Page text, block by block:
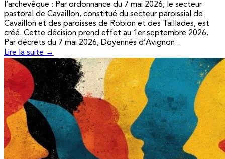
l’archevêque : Par ordonnance du 7 mai 2026, le secteur
pastoral de Cavaillon, constitué du secteur paroissial de
Cavaillon et des paroisses de Robion et des Taillades, est
créé. Cette décision prend effet au 1er septembre 2026.
Par décrets du 7 mai 2026, Doyennés d’Avignon...
Lire la suite →